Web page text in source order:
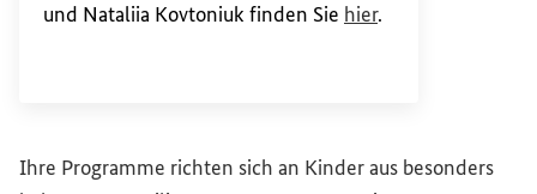
und Nataliia Kovtoniuk finden Sie hier.
(Externer Link)
Ihre Programme richten sich an Kinder aus besonders